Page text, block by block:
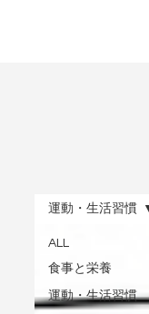
ALL
食事と栄養
運動・生活習慣
運動・生活習慣